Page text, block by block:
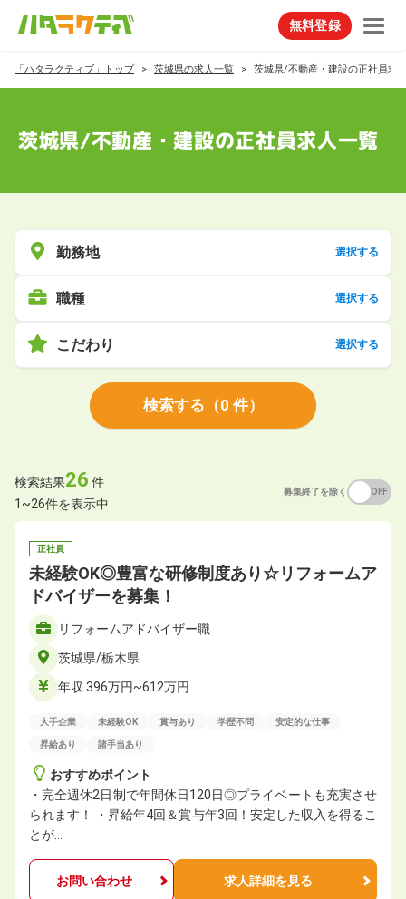
無料登録
「ハタラクティブ」トップ 茨城県の求人一覧 茨城県/不動産・建設の正社員求
茨城県/不動産・建設の正社員求人一覧
勤務地 選択する
職種 選択する
こだわり 選択する
検索する （0 件）
検索結果26 件
1~26件を表示中
募集終了を除く OFF
正社員
未経験OK◎豊富な研修制度あり☆リフォームア
ドバイザーを募集！
リフォームアドバイザー職
茨城県/栃木県
年収 396万円~612万円
大手企業 未経験OK 賞与あり 学歴不問 安定的な仕事
昇給あり 諸手当あり
おすすめポイント
・完全週休2日制で年間休日120日◎プライベートも充実させ
られます！ ・昇給年4回＆賞与年3回！安定した収入を得るこ
とが…
お問い合わせ 求人詳細を見る